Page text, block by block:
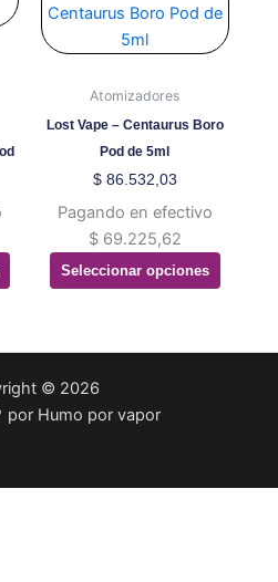
Atomizadores
Lost Vape – Centaurus Boro
Pod de 5ml
$86.532,03
Pagando en efectivo
$69.225,62
Seleccionar opciones
producto
tiene
variantes.
Las
opciones
se
elegir
en
la
producto
© 2026
por Humo por vapor